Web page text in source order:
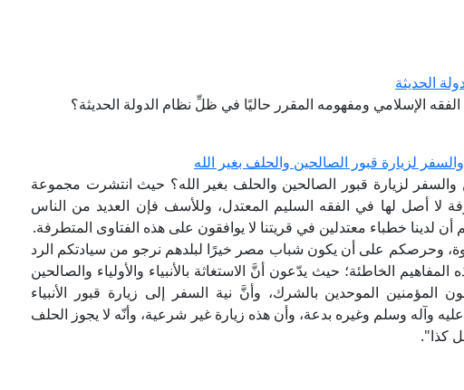
الحديثة
الإسلامي ومفهومه المقرر حاليًا في ظلِّ نظام الدولة الحديثة؟
والسفر لزيارة قبور الصالحين والحلف بغير الله
والسفر لزيارة قبور الصالحين والحلف بغير الله؟ حيث انتشرت مجموعة
لا أصل لها في الفقه السليم المعتدل، وللأسف فإن العديد من الناس
أن لدينا خطباء معتدلين في قريتنا لا يوافقون على هذه الفتاوى المتطرفة.
وحرصكم على أن يكون شباب مصر خيرًا لبلدهم نرجو من سيادتكم الرد
الخاطئة؛ حيث يدّعون أنَّ الاستغاثة بالأنبياء والأولياء والصالحين
المؤمنين الموحدين بالشرك، وأنَّ نية السفر إلى زيارة قبور الأنبياء
وآله وسلم وغيره بدعة، وأن هذه زيارة غير شرعية، وأنّه لا يجوز الحلف
كذا".